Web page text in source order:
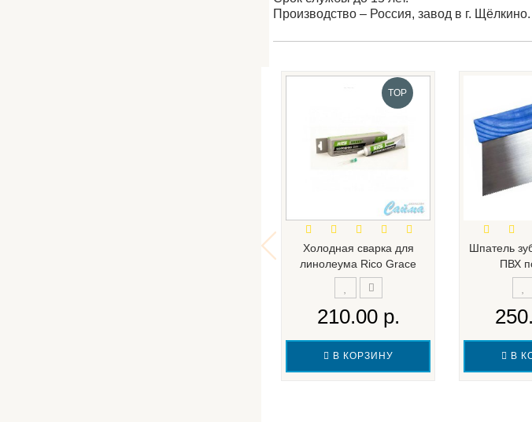
Производство – Россия,завод в г. Щёлкино.
TOP
Холодная сварка для
линолеума Rico Grace
210.00 р.
В КОРЗИНУ
Шпатель
ПВХ
В